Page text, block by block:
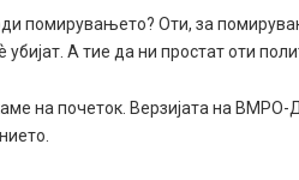
помирувањето? Оти, за
убијат. А тие да ни простат оти
на почеток. Верзијата на